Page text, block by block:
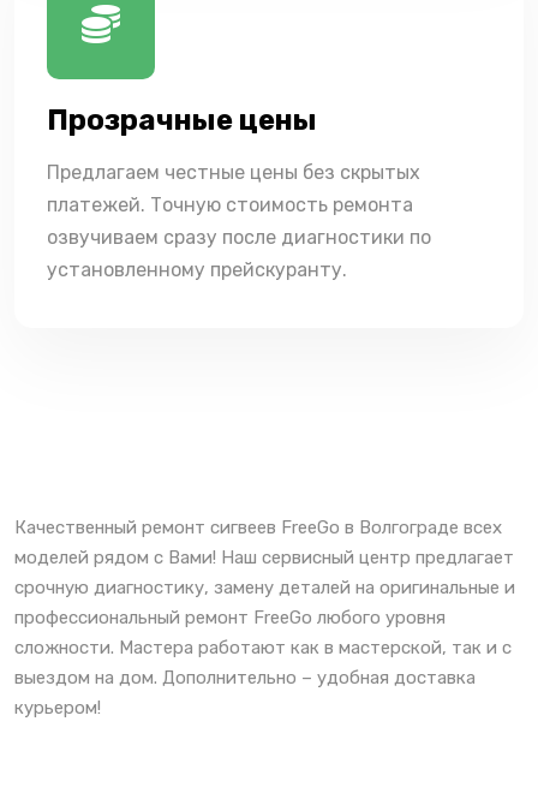
Прозрачные цены
Предлагаем честные цены без скрытых
платежей. Точную стоимость ремонта
озвучиваем сразу после диагностики по
установленному прейскуранту.
Качественный ремонт сигвеев FreeGo в Волгограде всех
моделей рядом с Вами! Наш сервисный центр предлагает
срочную диагностику, замену деталей на оригинальные и
профессиональный ремонт FreeGo любого уровня
сложности. Мастера работают как в мастерской, так и с
выездом на дом. Дополнительно – удобная доставка
курьером!